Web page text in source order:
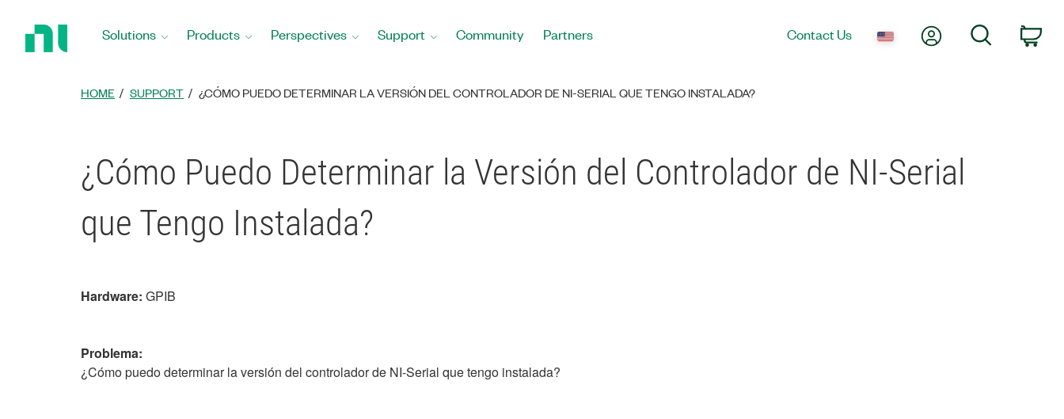
Solutions Products Perspectives Support Community Partners Contact Us My AccountSearch
HOME SUPPORT ¿CÓMO PUEDO DETERMINAR LA VERSIÓN DEL CONTROLADOR DE NI-SERIAL QUE TENGO INSTALADA?
¿Cómo Puedo Determinar la Versión del Controlador de NI-Serial
que Tengo Instalada?
Hardware: GPIB
Problema:
¿Cómo puedo determinar la versión del controlador de NI-Serial que tengo instalada?